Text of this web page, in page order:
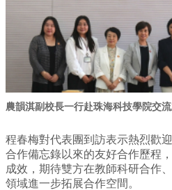
農韻淇副校長一行赴珠海科技學院交
程春梅對代表團到訪表示熱烈歡
合作備忘錄以來的友好合作歷程
成效，期待雙方在教師科研合作
領域進一步拓展合作空間。